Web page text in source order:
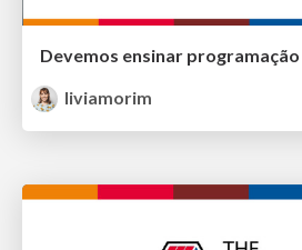
Devemos ensinar programação
liviamorim